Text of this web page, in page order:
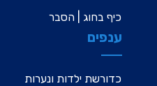
כיף בחוג | הסבר
ענפים
כדורשת ילדות ונערות